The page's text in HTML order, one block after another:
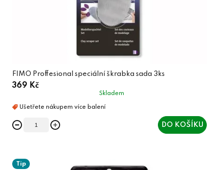
FIMO Proffesional speciální škrabka sada 3ks
369 Kč
Skladem
DO KOŠÍKU
Tip